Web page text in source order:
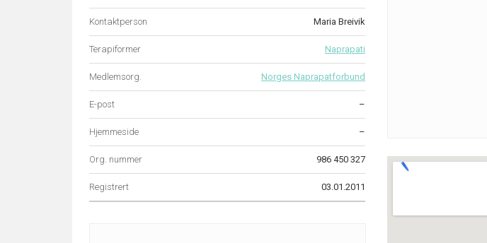
Kontaktperson Maria Breivik
Terapiformer Naprapati
Medlemsorg. Norges Naprapatforbund
E-post –
Hjemmeside –
Org. nummer 986 450 327
Registrert 03.01.2011